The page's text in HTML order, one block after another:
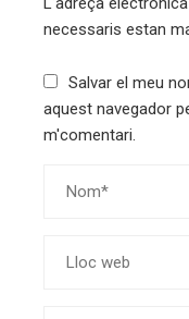
necessaris estan
Salvar el meu
aquest navegador
m'comentari.